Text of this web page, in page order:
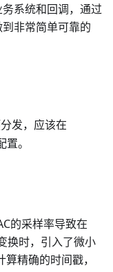
系统和回调，通过
非常简单可靠的
发，应该在
。
的采样率导致在
换时，引入了微小
精确的时间戳，